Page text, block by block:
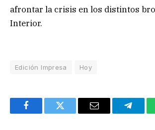
afrontar la crisis en los distintos
Interior.
Edición Impresa Hoy
FacebookTwitter Email